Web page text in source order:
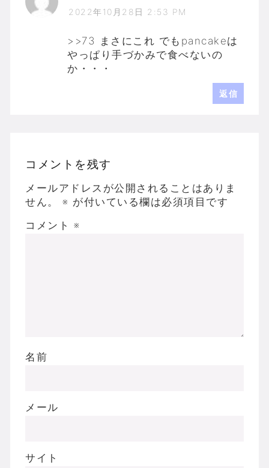
2022年10月28日 2:53 PM
>>73 まさにこれ でもpancakeは
やっぱり手づかみで食べないの
か・・・
返信
コメントを残す
メールアドレスが公開されることはありま
せん。
※ が付いている欄は必須項目です
コメント ※
名前
メール
サイト